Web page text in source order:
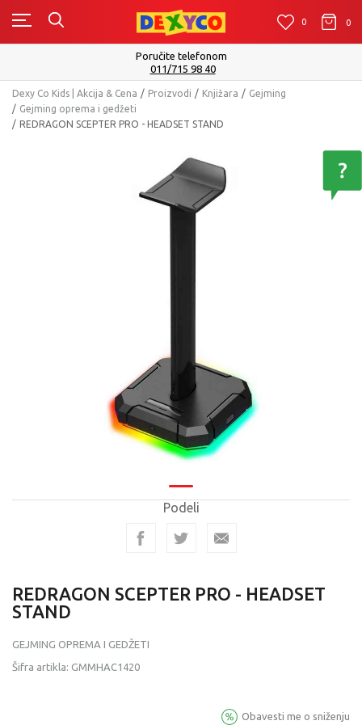
0 0 0
Poručite telefonom
011/715 98 40
Dexy Co Kids | Akcija & Cena Proizvodi Knjižara
Gejming
Gejming oprema i gedžeti
REDRAGON SCEPTER PRO - HEADSET STAND
Podeli
REDRAGON SCEPTER PRO - HEADSET
STAND
GEJMING OPREMA I GEDŽETI
Šifra artikla: GMMHAC1420
Obavesti me o sniženju